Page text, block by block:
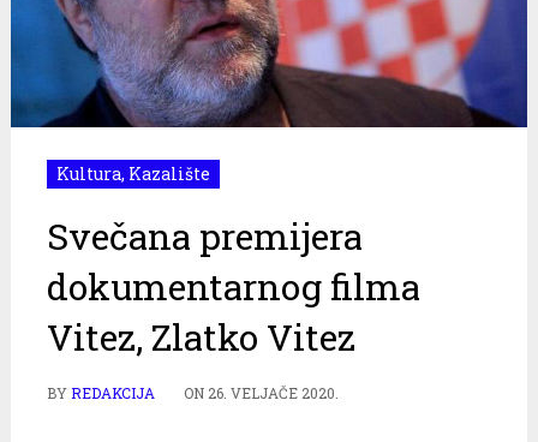
Kultura, Kazalište
Svečana premijera
dokumentarnog filma
Vitez, Zlatko Vitez
BYREDAKCIJA ON26. VELJAČE 2020.